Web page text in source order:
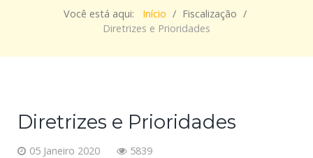
Você está aqui: Início
Fiscalização
Diretrizes e Prioridades
Diretrizes e Prioridades
05 Janeiro 2020 5839